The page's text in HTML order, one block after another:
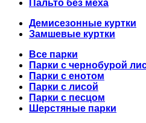
Пальто без меха
Демисезонные куртки
Замшевые куртки
Все парки
Парки с чернобурой
Парки с енотом
Парки с лисой
Парки с песцом
Шерстяные парки